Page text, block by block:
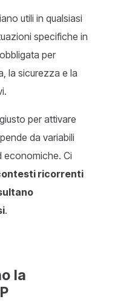
utili in qualsiasi
specifiche in
per
la sicurezza e la
per attivare
da variabili
Ci
ricorrenti
.
la